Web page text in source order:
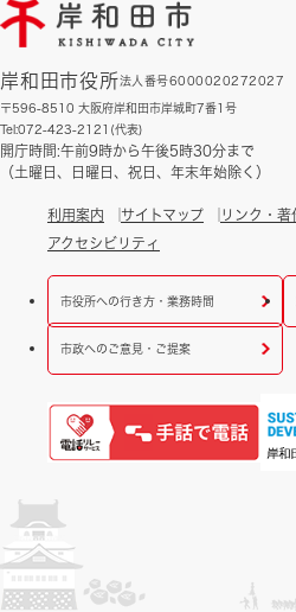
岸和田市役所法人番号6000020272027
〒596-8510 大阪府岸和田市岸城町7番1号
Tel:072-423-2121(代表)
開庁時間:午前9時から午後5時30分まで
（土曜日、日曜日、祝日、年末年始除く）
利用案内 サイトマップ リンク・
アクセシビリティ
市役所への行き方・業務時間
市政へのご意見・ご提案